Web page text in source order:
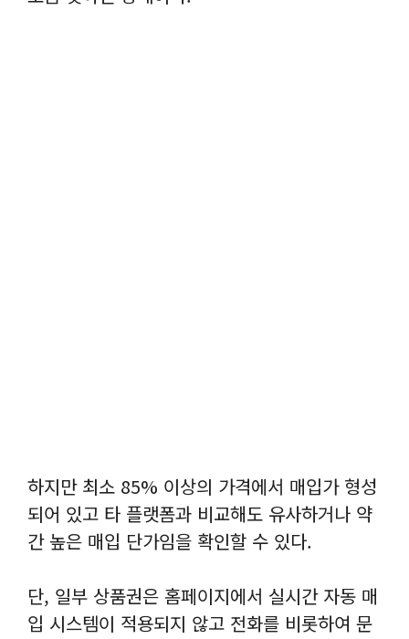
하지만 최소 85% 이상의 가격에서 매입가 형성
되어 있고 타 플랫폼과 비교해도 유사하거나 약
간 높은 매입 단가임을 확인할 수 있다.
단, 일부 상품권은 홈페이지에서 실시간 자동 매
입 시스템이 적용되지 않고 전화를 비롯하여 문